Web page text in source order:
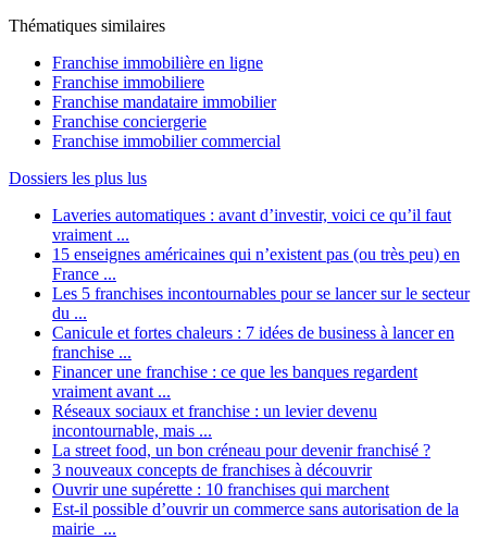
Thématiques similaires
Franchise immobilière en ligne
Franchise immobiliere
Franchise mandataire immobilier
Franchise conciergerie
Franchise immobilier commercial
Dossiers les plus lus
Laveries automatiques : avant d’investir, voici ce qu’il faut
vraiment ...
15 enseignes américaines qui n’existent pas (ou très peu) en
France ...
Les 5 franchises incontournables pour se lancer sur le secteur
du ...
Canicule et fortes chaleurs : 7 idées de business à lancer en
franchise ...
Financer une franchise : ce que les banques regardent
vraiment avant ...
Réseaux sociaux et franchise : un levier devenu
incontournable, mais ...
La street food, un bon créneau pour devenir franchisé ?
3 nouveaux concepts de franchises à découvrir
Ouvrir une supérette : 10 franchises qui marchent
Est-il possible d’ouvrir un commerce sans autorisation de la
mairie ...